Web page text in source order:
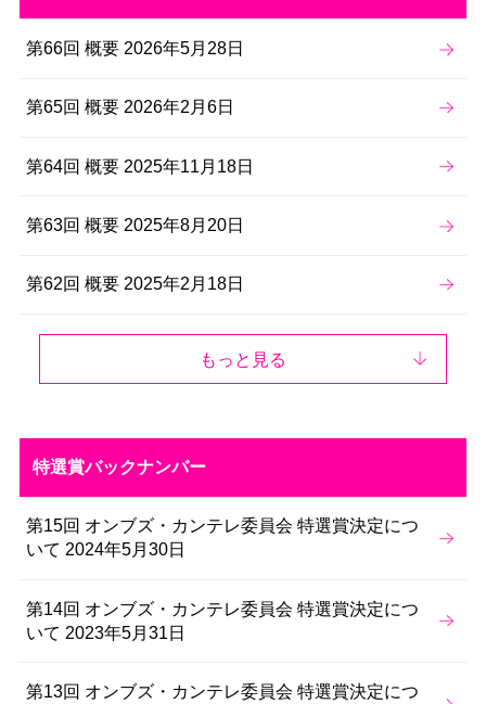
第66回 概要 2026年5月28日
第65回 概要 2026年2月6日
第64回 概要 2025年11月18日
第63回 概要 2025年8月20日
第62回 概要 2025年2月18日
もっと見る
特選賞バックナンバー
第15回 オンブズ・カンテレ委員会 特選賞決定につ
いて 2024年5月30日
第14回 オンブズ・カンテレ委員会 特選賞決定につ
いて 2023年5月31日
第13回 オンブズ・カンテレ委員会 特選賞決定につ